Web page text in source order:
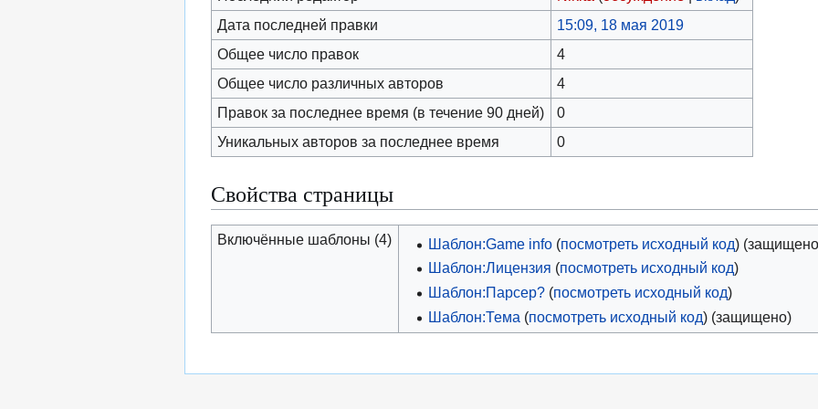
Дата последней правки
15:09, 18 мая 2019
Общее число правок
4
Общее число различных авторов
4
Правок за последнее время (в течение 90 дней)
0
Уникальных авторов за последнее время
0
Свойства страницы
Включённые шаблоны (4) Шаблон:Game info (посмотреть исходный код)
Шаблон:Лицензия (посмотреть исходный код)
Шаблон:Парсер? (посмотреть исходный код)
Шаблон:Тема (посмотреть исходный код) (защищено)